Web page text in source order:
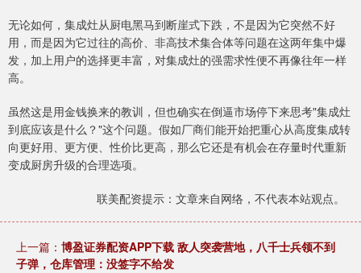
无论如何，集成灶从厨电黑马到断崖式下跌，不是因为它突然不好
用，而是因为它过往的高价、非高技术集合体等问题在这两年集中爆
发，加上用户的选择更丰富，对集成灶的强需求性便不再像往年一样
高。
虽然这是用金钱换来的教训，但也确实在倒逼市场停下来思考"集成灶
到底应该是什么？"这个问题。假如厂商们能开始把重心从高度集成转
向更好用、更方便、性价比更高，那么它还是有机会在存量时代重新
变成厨房升级的合理选项。
联美配资提示：文章来自网络，不代表本站观点。
上一篇： 博盈证券配资APP下载 敌人突袭营地，八千士兵领不到
子弹，仓库管理：没签字不给发